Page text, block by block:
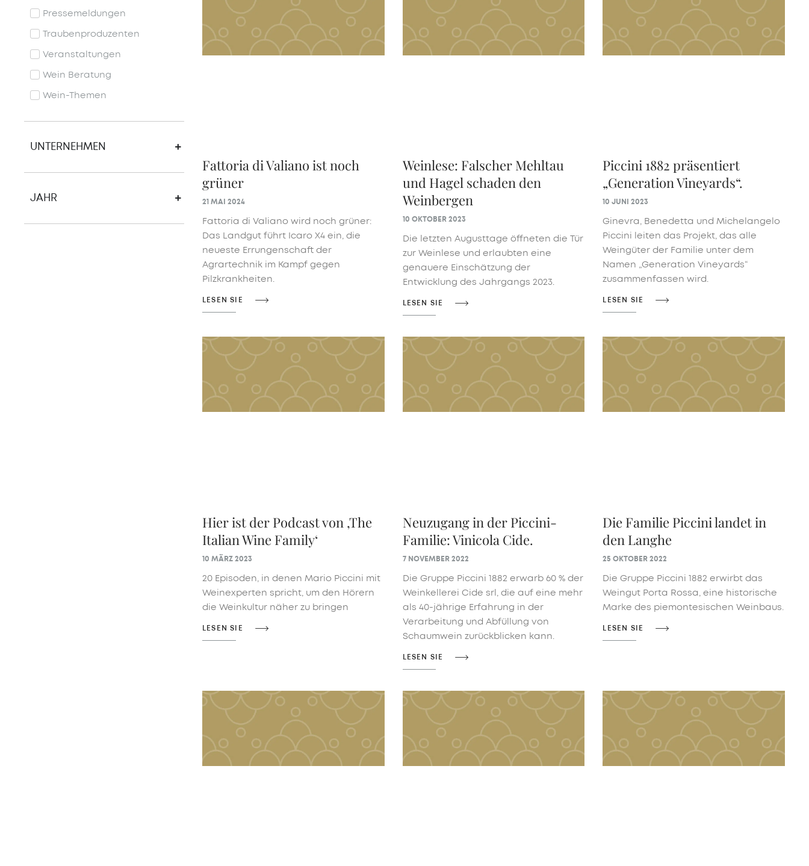
Pressemeldungen
Traubenproduzenten
Veranstaltungen
Wein Beratung
Wein-Themen
UNTERNEHMEN
JAHR
Fattoria di Valiano ist noch
grüner
21 MAI 2024
Fattoria di Valiano wird noch grüner:
Das Landgut führt Icaro X4 ein, die
neueste Errungenschaft der
Agrartechnik im Kampf gegen
Pilzkrankheiten.
LESEN SIE
Weinlese: Falscher Mehltau
und Hagel schaden den
Weinbergen
10 OKTOBER 2023
Die letzten Augusttage öffneten die Tür
zur Weinlese und erlaubten eine
genauere Einschätzung der
Entwicklung des Jahrgangs 2023.
LESEN SIE
Piccini 1882 präsentiert
„Generation Vineyards“.
10 JUNI 2023
Ginevra, Benedetta und Michelangelo
Piccini leiten das Projekt, das alle
Weingüter der Familie unter dem
Namen „Generation Vineyards“
zusammenfassen wird.
LESEN SIE
Hier ist der Podcast von ‚The
Italian Wine Family‘
10 MÄRZ 2023
20 Episoden, in denen Mario Piccini mit
Weinexperten spricht, um den Hörern
die Weinkultur näher zu bringen
LESEN SIE
Neuzugang in der Piccini-
Familie: Vinicola Cide.
7 NOVEMBER 2022
Die Gruppe Piccini 1882 erwarb 60 % der
Weinkellerei Cide srl, die auf eine mehr
als 40-jährige Erfahrung in der
Verarbeitung und Abfüllung von
Schaumwein zurückblicken kann.
LESEN SIE
Die Familie Piccini landet in
den Langhe
25 OKTOBER 2022
Die Gruppe Piccini 1882 erwirbt das
Weingut Porta Rossa, eine historische
Marke des piemontesischen Weinbaus.
LESEN SIE